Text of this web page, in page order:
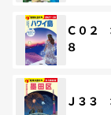
Ｃ０２
８
Ｊ３３